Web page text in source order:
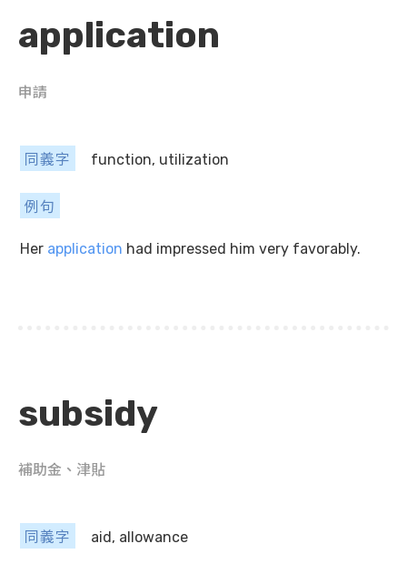
application
申請
同義字 function, utilization
例句
Her application had impressed him very favorably.
subsidy
補助金、津貼
同義字 aid, allowance